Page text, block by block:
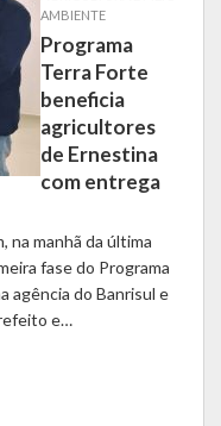
AMBIENTE
Programa
Terra Forte
beneficia
agricultores
de Ernestina
com entrega
na manhã da última
fase do Programa
agência do Banrisul e
e…